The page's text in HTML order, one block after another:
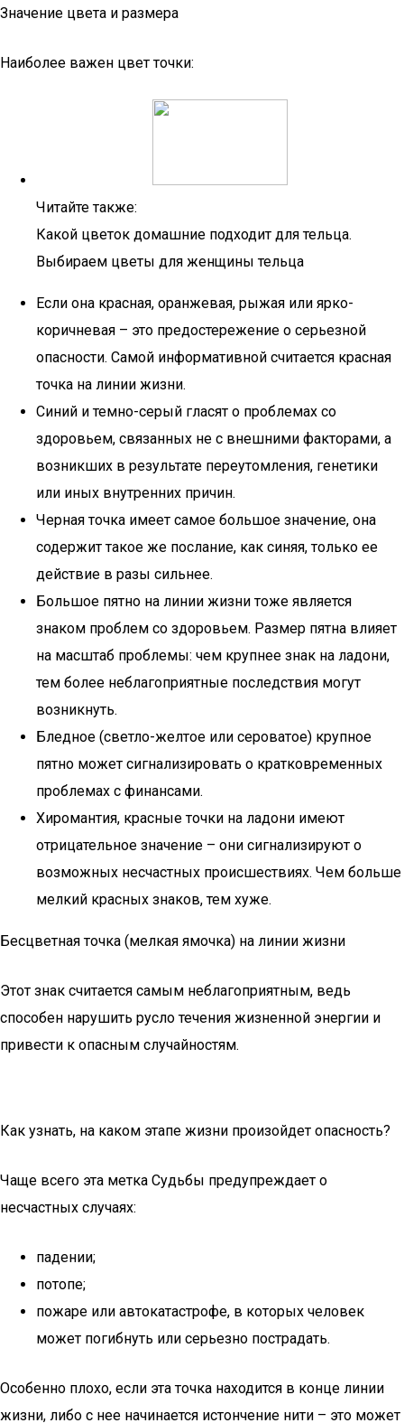
Значение цвета и размера
Наиболее важен цвет точки:
Читайте также:
Какой цветок домашние подходит для тельца.
Выбираем цветы для женщины тельца
Если она красная, оранжевая, рыжая или ярко-
коричневая – это предостережение о серьезной
опасности. Самой информативной считается красная
точка на линии жизни.
Синий и темно-серый гласят о проблемах со
здоровьем, связанных не с внешними факторами, а
возникших в результате переутомления, генетики
или иных внутренних причин.
Черная точка имеет самое большое значение, она
содержит такое же послание, как синяя, только ее
действие в разы сильнее.
Большое пятно на линии жизни тоже является
знаком проблем со здоровьем. Размер пятна влияет
на масштаб проблемы: чем крупнее знак на ладони,
тем более неблагоприятные последствия могут
возникнуть.
Бледное (светло-желтое или сероватое) крупное
пятно может сигнализировать о кратковременных
проблемах с финансами.
Хиромантия, красные точки на ладони имеют
отрицательное значение – они сигнализируют о
возможных несчастных происшествиях. Чем больше
мелкий красных знаков, тем хуже.
Бесцветная точка (мелкая ямочка) на линии жизни
Этот знак считается самым неблагоприятным, ведь
способен нарушить русло течения жизненной энергии и
привести к опасным случайностям.
Как узнать, на каком этапе жизни произойдет опасность?
Чаще всего эта метка Судьбы предупреждает о
несчастных случаях:
падении;
потопе;
пожаре или автокатастрофе, в которых человек
может погибнуть или серьезно пострадать.
Особенно плохо, если эта точка находится в конце линии
жизни, либо с нее начинается истончение нити – это может